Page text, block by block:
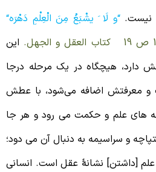
نیست.“ و لَا َ ی شْبَعُ‏ مِنَ الْعِلْمِ دَهْرَه‏“
این
هیچگاه در یک مرحله درجا
و معرفتش اضافه می‌شود، با عطش
‌های علم و حکمت می رود و هر جا
و سراسیمه به دنبال آن می دود؛
[داشتن] نشانۀ عقل است. انسانی